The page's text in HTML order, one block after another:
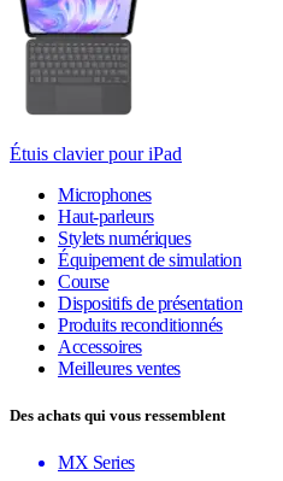
Étuis clavier pour iPad
Microphones
Haut-parleurs
Stylets numériques
Équipement de simulation
Course
Dispositifs de présentation
Produits reconditionnés
Accessoires
Meilleures ventes
Des achats qui vous ressemblent
MX Series